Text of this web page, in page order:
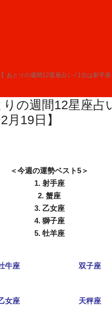
あとりの週間12星座占い / 1位は射手
りの週間12星座占
月19日】
＜今週の運勢ベスト5＞
1. 射手座
2. 蟹座
3. 乙女座
4. 獅子座
5. 牡羊座
牛座 双子座
女座 天秤座